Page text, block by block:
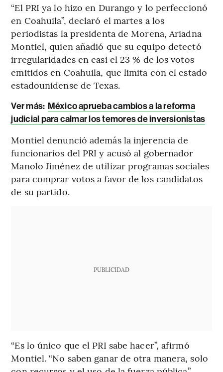
“El PRI ya lo hizo en Durango y lo perfeccionó
en Coahuila”, declaró el martes a los
periodistas la presidenta de Morena, Ariadna
Montiel, quien añadió que su equipo detectó
irregularidades en casi el 23 % de los votos
emitidos en Coahuila, que limita con el estado
estadounidense de Texas.
Ver más: México aprueba cambios a la reforma
judicial para calmar los temores de inversionistas
Montiel denunció además la injerencia de
funcionarios del PRI y acusó al gobernador
Manolo Jiménez de utilizar programas sociales
para comprar votos a favor de los candidatos
de su partido.
PUBLICIDAD
“Es lo único que el PRI sabe hacer”, afirmó
Montiel. “No saben ganar de otra manera, solo